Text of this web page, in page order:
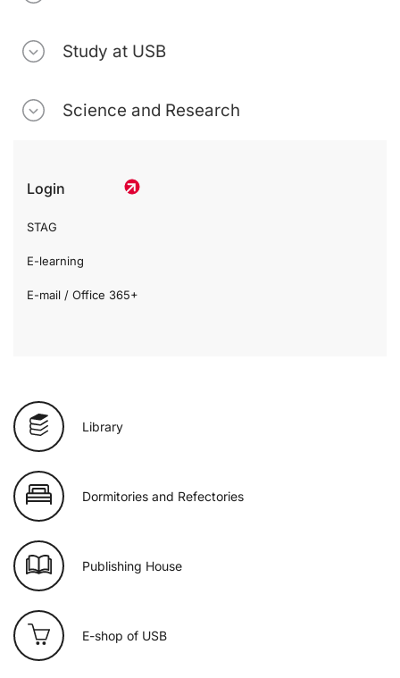
Study at USB
Science and Research
Login
STAG
E-learning
E-mail / Office 365+
Library
Dormitories and Refectories
Publishing House
E-shop of USB